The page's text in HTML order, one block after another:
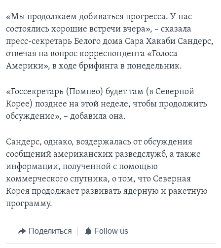
«Мы продолжаем добиваться прогресса. У нас
состоялись хорошие встречи вчера», – сказала
пресс-секретарь Белого дома Сара Хакаби Сандерс,
отвечая на вопрос корреспондента «Голоса
Америки», в ходе брифинга в понедельник.
«Госсекретарь (Помпео) будет там (в Северной
Корее) позднее на этой неделе, чтобы продолжить
обсуждение», – добавила она.
Сандерс, однако, воздержалась от обсуждения
сообщений американских разведслужб, а также
информации, полученной с помощью
коммерческого спутника, о том, что Северная
Корея продолжает развивать ядерную и ракетную
программу.
Поделиться Follow us